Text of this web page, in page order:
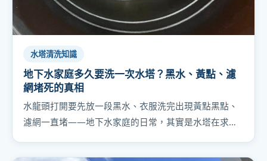
水塔清洗知識
地下水家庭多久要洗一次水塔？黑水、黃點、濾
網堵死的真相
水龍頭打開要先放一段黑水、衣服洗完出現黃點黑點、
濾網一直堵——地下水家庭的日常，其實是水塔在求
兩個真實案例講給你聽。